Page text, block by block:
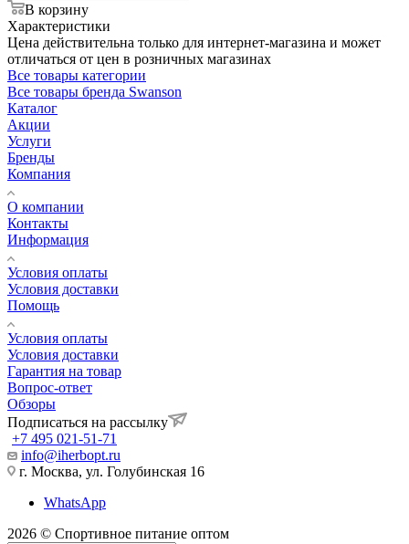
В корзину
Характеристики
Цена действительна только для интернет-магазина и может
отличаться от цен в розничных магазинах
Все товары категории
Все товары бренда Swanson
Каталог
Акции
Услуги
Бренды
Компания
О компании
Контакты
Информация
Условия оплаты
Условия доставки
Помощь
Условия оплаты
Условия доставки
Гарантия на товар
Вопрос-ответ
Обзоры
Подписаться на рассылку
+7 495 021-51-71
info@iherbopt.ru
г. Москва, ул. Голубинская 16
WhatsApp
2026 © Спортивное питание оптом